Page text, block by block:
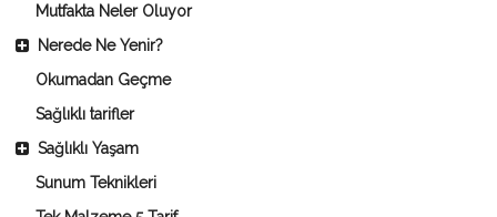
Mutfakta Neler Oluyor
Nerede Ne Yenir?
Okumadan Geçme
Sağlıklı tarifler
Sağlıklı Yaşam
Sunum Teknikleri